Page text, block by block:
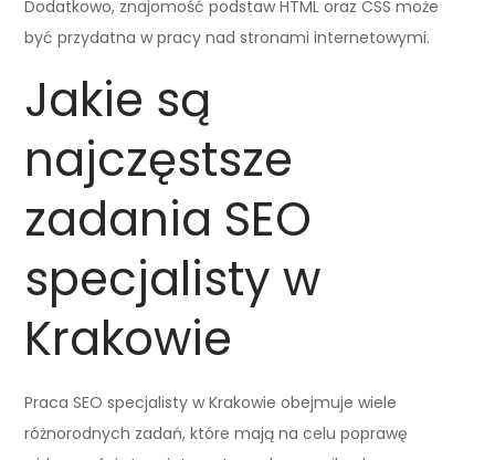
Dodatkowo, znajomość podstaw HTML oraz CSS może
być przydatna w pracy nad stronami internetowymi.
Jakie są
najczęstsze
zadania SEO
specjalisty w
Krakowie
Praca SEO specjalisty w Krakowie obejmuje wiele
różnorodnych zadań, które mają na celu poprawę